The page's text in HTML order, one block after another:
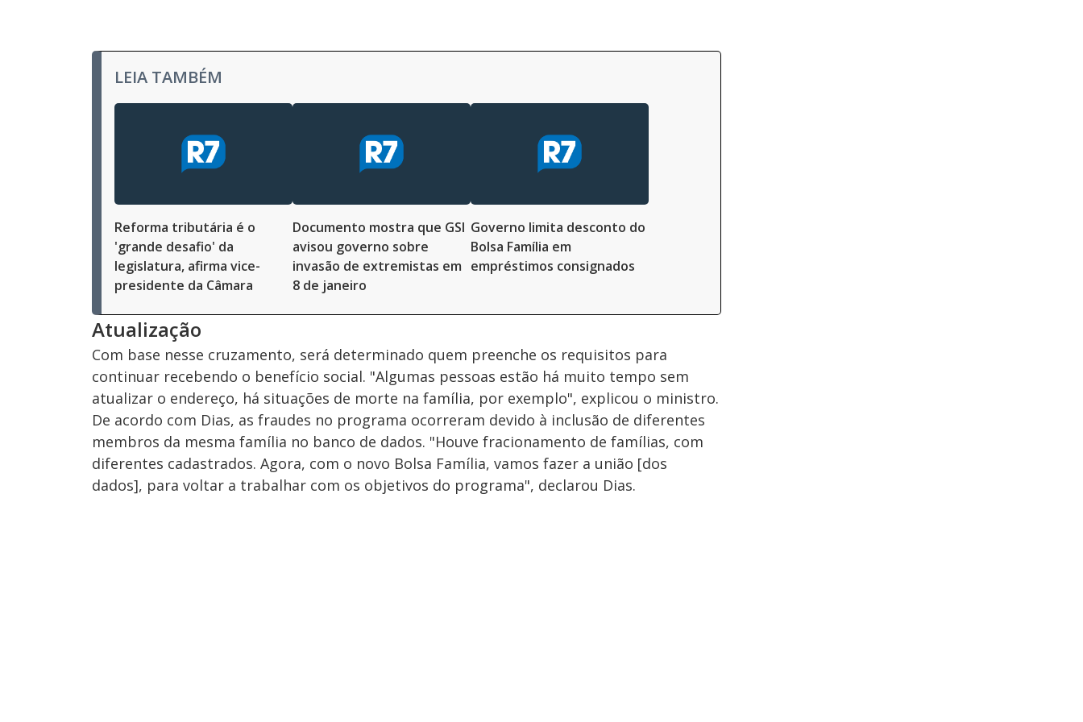
d
e
o
LEIA TAMBÉM
Reforma tributária é o
'grande desafio' da
legislatura, afirma vice-
presidente da Câmara
Documento mostra que GSI
avisou governo sobre
invasão de extremistas em
8 de janeiro
Governo limita desconto do
Bolsa Família em
empréstimos consignados
Atualização
Com base nesse cruzamento, será determinado quem preenche os requisitos para
continuar recebendo o benefício social. "Algumas pessoas estão há muito tempo sem
atualizar o endereço, há situações de morte na família, por exemplo", explicou o ministro.
De acordo com Dias, as fraudes no programa ocorreram devido à inclusão de diferentes
membros da mesma família no banco de dados. "Houve fracionamento de famílias, com
diferentes cadastrados. Agora, com o novo Bolsa Família, vamos fazer a união [dos
dados], para voltar a trabalhar com os objetivos do programa", declarou Dias.